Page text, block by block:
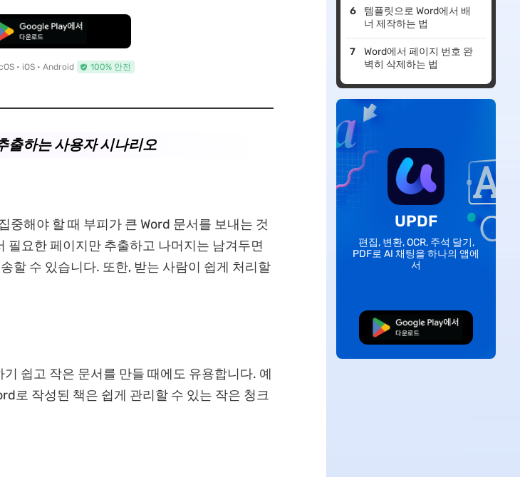
무료로 다운로드
• iOS • Android 100% 안전
출하는 사용자 시나리오
중해야 할 때 부피가 큰 Word 문서를 보내는 것
필요한 페이지만 추출하고 나머지는 남겨두면
할 수 있습니다. 또한, 받는 사람이 쉽게 처리할
쉽고 작은 문서를 만들 때에도 유용합니다. 예
로 작성된 책은 쉽게 관리할 수 있는 작은 청크
템플릿으로 Word에서 배
너 제작하는 법
Word에서 페이지 번호 완
벽히 삭제하는 법
UPDF
편집, 변환, OCR, 주석 달기,
PDF로 AI 채팅을 하나의 앱에
서
무료로 다운로드